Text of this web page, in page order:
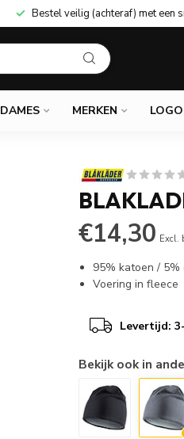
Bestel veilig (achteraf) met een
DAMES MERKEN
€14,30 Excl.
95% katoen / 5%
Voering in fleece
Levertijd:
Bekijk ook in